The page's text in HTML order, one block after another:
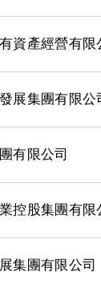
資產經營有限
展集團有限公
有限公司
控股集團有限
集團有限公司